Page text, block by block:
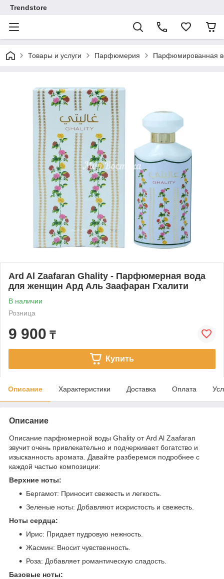
Trendstore
Товары и услуги Парфюмерия Парфюмированная
Ard Al Zaafaran Ghality - Парфюмерная вода
для женщин Ард Аль Заафаран Гхалити
В наличии
Розница
9 900 ₸
Купить
Описание Характеристики Доставка Оплата
Описание
Описание парфюмерной воды Ghality от Ard Al Zaafaran
звучит очень привлекательно и подчеркивает богатство и
изысканность аромата. Давайте разберемся подробнее с
каждой частью композиции:
Верхние ноты:
Бергамот: Приносит свежесть и легкость.
Зеленые ноты: Добавляют искристость и свежесть.
Ноты сердца:
Ирис: Придает пудровую нежность.
Жасмин: Вносит чувственность.
Роза: Добавляет романтическую сладость.
Базовые ноты: